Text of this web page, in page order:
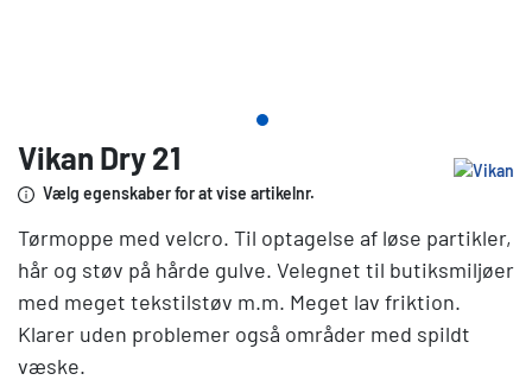
Vikan Dry 21
Vælg egenskaber for at vise artikelnr.
Tørmoppe med velcro. Til optagelse af løse partikler,
hår og støv på hårde gulve. Velegnet til butiksmiljøer
med meget tekstilstøv m.m. Meget lav friktion.
Klarer uden problemer også områder med spildt
væske.